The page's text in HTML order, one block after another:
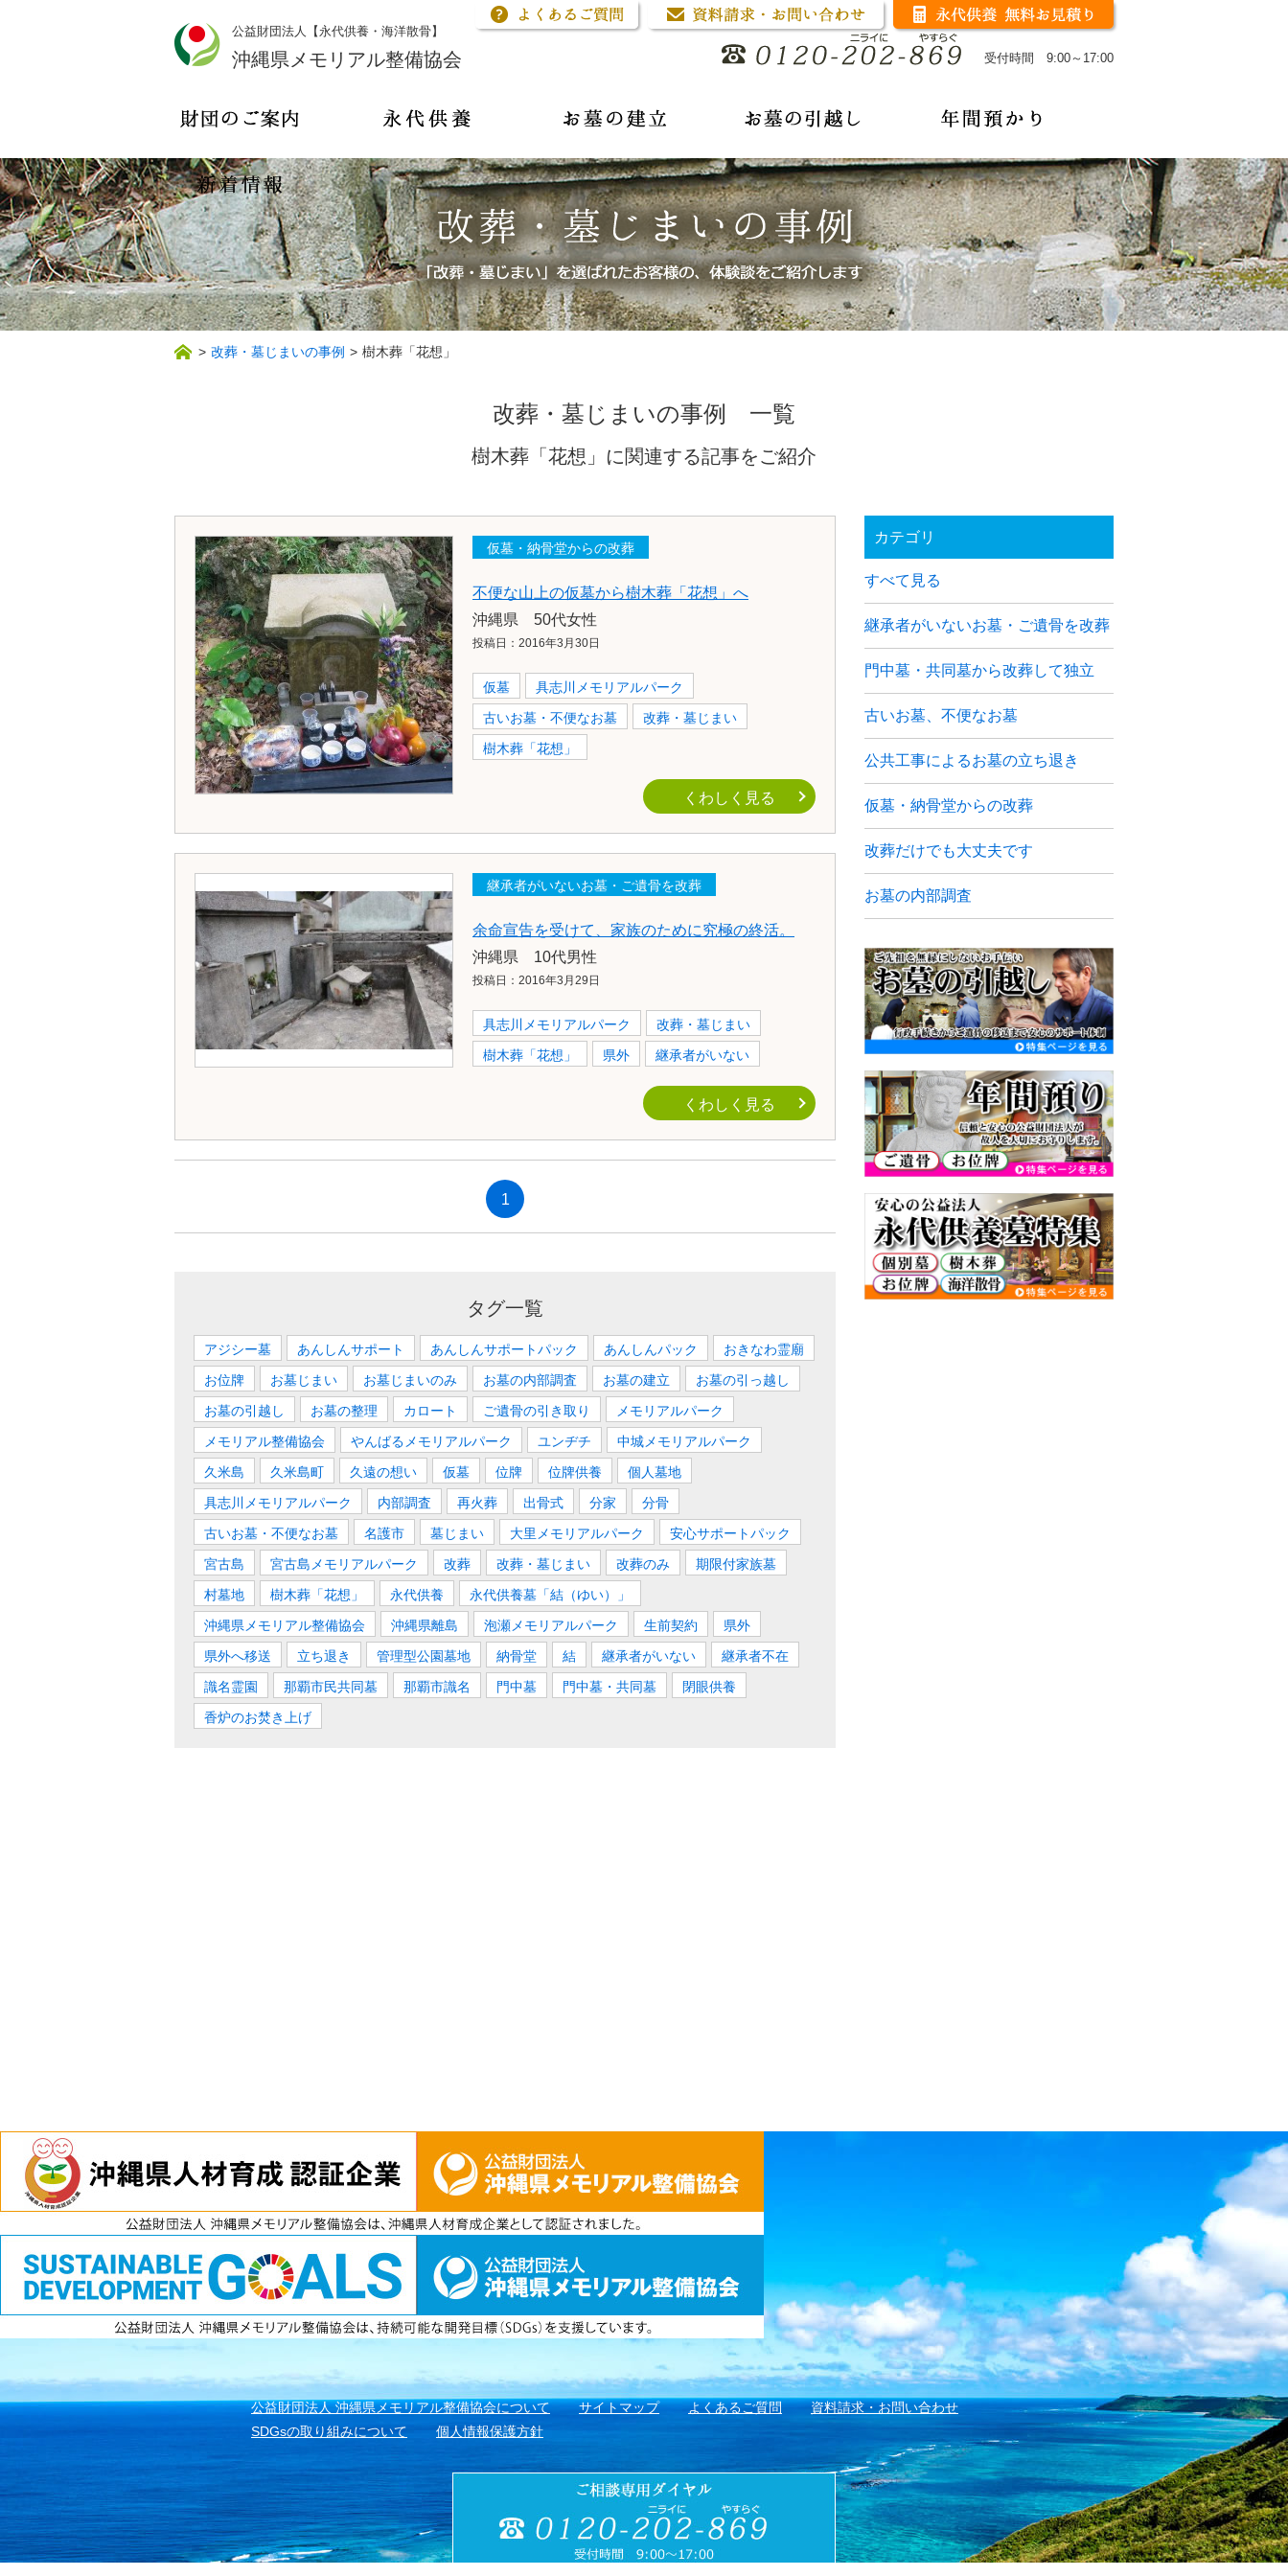
公益財団法人【永代供養・海洋散骨】
沖縄県メモリアル整備協会 受付時間 9:00～17:00
> 改葬・墓じまいの事例 > 樹木葬「花想」
改葬・墓じまいの事例 一覧
樹木葬「花想」に関連する記事をご紹介
仮墓・納骨堂からの改葬
不便な山上の仮墓から樹木葬「花想」へ
沖縄県 50代女性
投稿日：2016年3月30日
仮墓
具志川メモリアルパーク
古いお墓・不便なお墓
改葬・墓じまい
樹木葬「花想」
くわしく見る
継承者がいないお墓・ご遺骨を改葬
余命宣告を受けて、家族のために究極の終活。
沖縄県 10代男性
投稿日：2016年3月29日
具志川メモリアルパーク
改葬・墓じまい
樹木葬「花想」
県外 継承者がいない
くわしく見る
1
タグ一覧
アジシー墓 あんしんサポート あんしんサポートパック あんしんパック
おきなわ霊廟
お位牌
お墓じまい お墓じまいのみ お墓の内部調査 お墓の建立
お墓の引っ越し
お墓の引越し
お墓の整理 カロート ご遺骨の引き取り
メモリアルパーク
メモリアル整備協会
やんばるメモリアルパーク ユンヂチ
中城メモリアルパーク
久米島
久米島町 久遠の想い 仮墓 位牌 位牌供養
個人墓地
具志川メモリアルパーク
内部調査 再火葬 出骨式 分家
分骨
古いお墓・不便なお墓
名護市 墓じまい 大里メモリアルパーク
安心サポートパック
宮古島
宮古島メモリアルパーク 改葬 改葬・墓じまい 改葬のみ
期限付家族墓
村墓地
樹木葬「花想」 永代供養
永代供養墓「結（ゆい）」
沖縄県メモリアル整備協会
沖縄県離島 泡瀬メモリアルパーク 生前契約
県外
県外へ移送
立ち退き 管理型公園墓地 納骨堂 結 継承者がいない
継承者不在
識名霊園
那覇市民共同墓 那覇市識名 門中墓 門中墓・共同墓
閉眼供養
香炉のお焚き上げ
カテゴリ
すべて見る
継承者がいないお墓・ご遺骨を改葬
門中墓・共同墓から改葬して独立
古いお墓、不便なお墓
公共工事によるお墓の立ち退き
仮墓・納骨堂からの改葬
改葬だけでも大丈夫です
お墓の内部調査
公益財団法人 沖縄県メモリアル整備協会について サイトマップ よくあるご質問
資料請求・お問い合わせ
SDGsの取り組みについて
個人情報保護方針
電話
資料請求
無料見積もり